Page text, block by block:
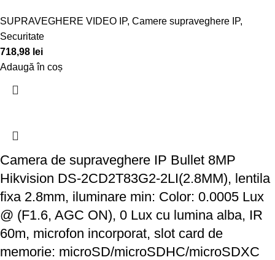
SUPRAVEGHERE VIDEO IP, Camere supraveghere IP,
Securitate
718,98 lei
Adaugă în coș
Camera de supraveghere IP Bullet 8MP
Hikvision DS-2CD2T83G2-2LI(2.8MM), lentila
fixa 2.8mm, iluminare min: Color: 0.0005 Lux
@ (F1.6, AGC ON), 0 Lux cu lumina alba, IR
60m, microfon incorporat, slot card de
memorie: microSD/microSDHC/microSDXC